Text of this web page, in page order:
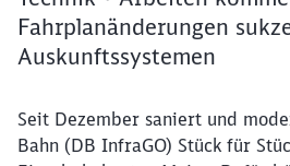
Fahrplanänderungen
Auskunftssystemen
Seit Dezember saniert und
Bahn (DB InfraGO) Stück für